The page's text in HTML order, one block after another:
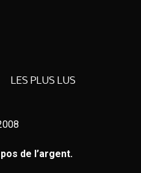
LES PLUS LUS
de l’argent.